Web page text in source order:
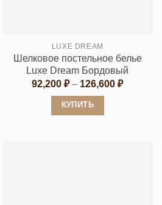
странице
товара.
LUXE DREAM
Шелковое постельное белье
Luxe Dream Бордовый
92,200₽ – 126,600₽Диапазон
КУПИТЬ